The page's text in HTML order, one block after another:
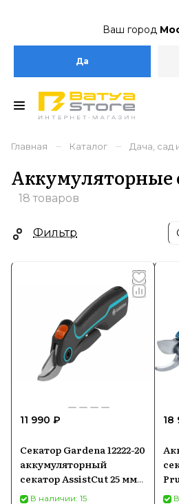
Ваш город
Да
Главная – Каталог – Дача, сад
Аккумуляторные
18 товаров
Фильтр
11 990 ₽
Секатор Gardena 12222-20
аккумуляторный
секатор AssistCut 25 мм
(серо-голубой)
В наличии: 15
18